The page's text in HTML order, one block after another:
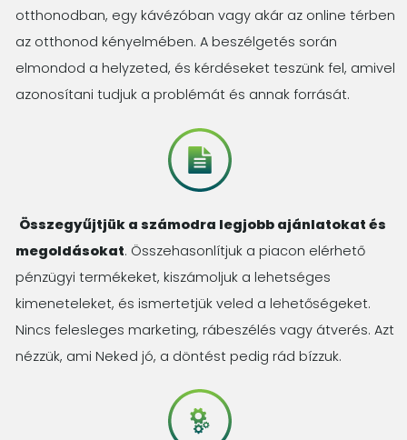
otthonodban, egy kávézóban vagy akár az online térben
az otthonod kényelmében. A beszélgetés során
elmondod a helyzeted, és kérdéseket teszünk fel, amivel
azonosítani tudjuk a problémát és annak forrását.
Összegyűjtjük a számodra legjobb ajánlatokat és
megoldásokat. Összehasonlítjuk a piacon elérhető
pénzügyi termékeket, kiszámoljuk a lehetséges
kimeneteleket, és ismertetjük veled a lehetőségeket.
Nincs felesleges marketing, rábeszélés vagy átverés. Azt
nézzük, ami Neked jó, a döntést pedig rád bízzuk.